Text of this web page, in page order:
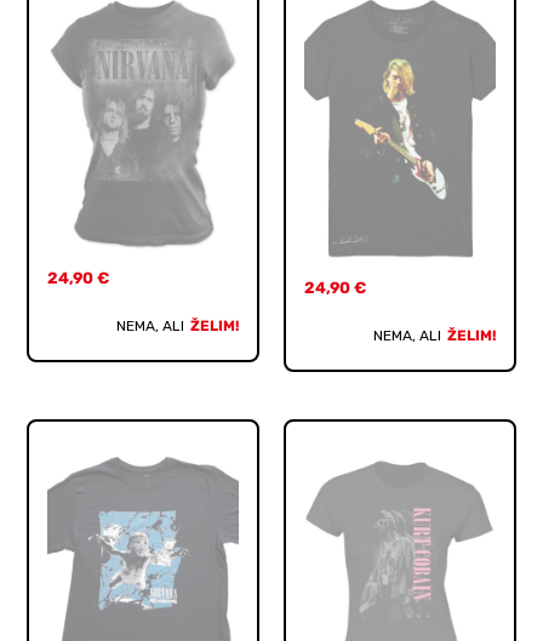
24,90€
NEMA, ALI ŽELIM!
24,90 €
NEMA, ALI ŽELIM!